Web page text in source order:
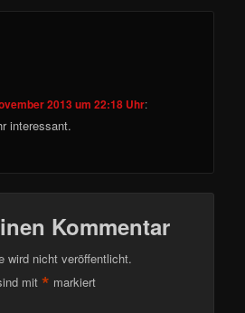
2013 um 22:18 Uhr:
interessant.
Kommentar
wird nicht veröffentlicht.
mit* markiert